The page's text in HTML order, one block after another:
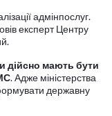
адмінпослуг.
експерт Центру
дійсно мають бути
. Адже міністерства
державну